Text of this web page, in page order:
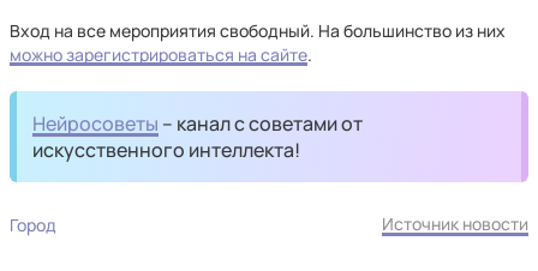
Вход на все мероприятия свободный. На большинство из них
можно зарегистрироваться на сайте.
Нейросоветы – канал с советами от
искусственного интеллекта!
Город Источник новости